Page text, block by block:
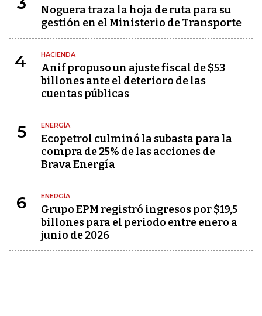
Noguera traza la hoja de ruta para su
gestión en el Ministerio de Transporte
4 HACIENDA
Anif propuso un ajuste fiscal de $53
billones ante el deterioro de las
cuentas públicas
5 ENERGÍA
Ecopetrol culminó la subasta para la
compra de 25% de las acciones de
Brava Energía
6 ENERGÍA
Grupo EPM registró ingresos por $19,5
billones para el periodo entre enero a
junio de 2026